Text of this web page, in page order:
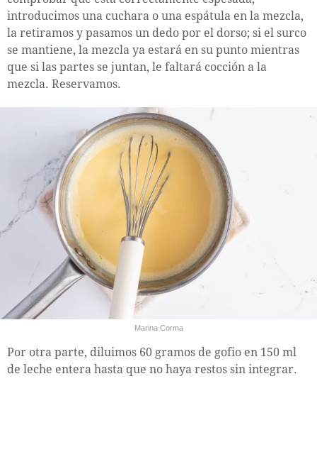
introducimos una cuchara o una espátula en la mezcla,
la retiramos y pasamos un dedo por el dorso; si el surco
se mantiene, la mezcla ya estará en su punto mientras
que si las partes se juntan, le faltará cocción a la
mezcla. Reservamos.
Marina Corma
Por otra parte, diluimos 60 gramos de gofio en 150 ml
de leche entera hasta que no haya restos sin integrar.